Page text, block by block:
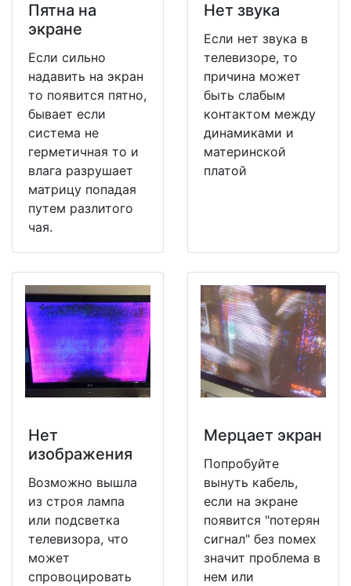
Пятна на
экране
Если сильно
надавить на экран
то появится пятно,
бывает если
система не
герметичная то и
влага разрушает
матрицу попадая
путем разлитого
чая.
Нет звука
Если нет звука в
телевизоре, то
причина может
быть слабым
контактом между
динамиками и
материнской
платой
Нет
изображения
Возможно вышла
из строя лампа
или подсветка
телевизора, что
может
спровоцировать
Мерцает экран
Попробуйте
вынуть кабель,
если на экране
появится "потерян
сигнал" без помех
значит проблема в
нем или